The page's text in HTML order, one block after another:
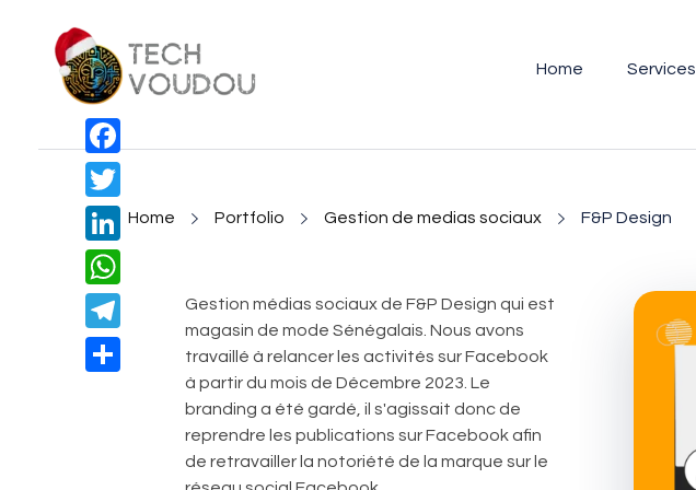
Home Services
Home Portfolio Gestion de medias sociaux F&P Design
Gestion médias sociaux de F&P Design qui est
magasin de mode Sénégalais. Nous avons
travaillé à relancer les activités sur Facebook
à partir du mois de Décembre 2023. Le
branding a été gardé, il s'agissait donc de
reprendre les publications sur Facebook afin
de retravailler la notoriété de la marque sur le
Facebook
Twitter
LinkedIn
WhatsApp
Telegram